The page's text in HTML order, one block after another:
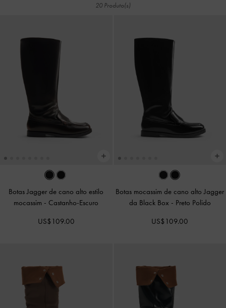
conjunto passe de zero a herói.
20 Produto(s)
Botas Jagger de cano alto estilo
mocassim - Castanho-Escuro
US$109.00
Botas mocassim de cano alto Jagger
da Black Box - Preto Polido
US$109.00